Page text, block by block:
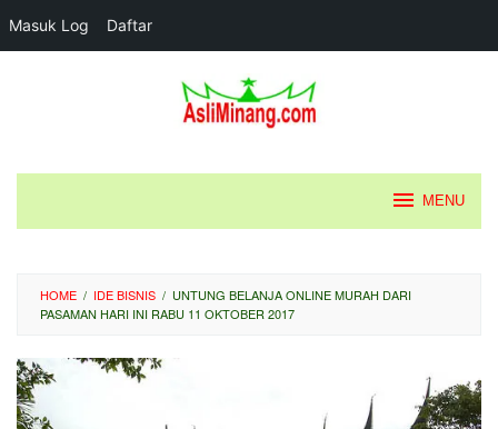
Masuk Log Daftar
MENU
HOME / IDE BISNIS / UNTUNG BELANJA ONLINE MURAH DARI
PASAMAN HARI INI RABU 11 OKTOBER 2017